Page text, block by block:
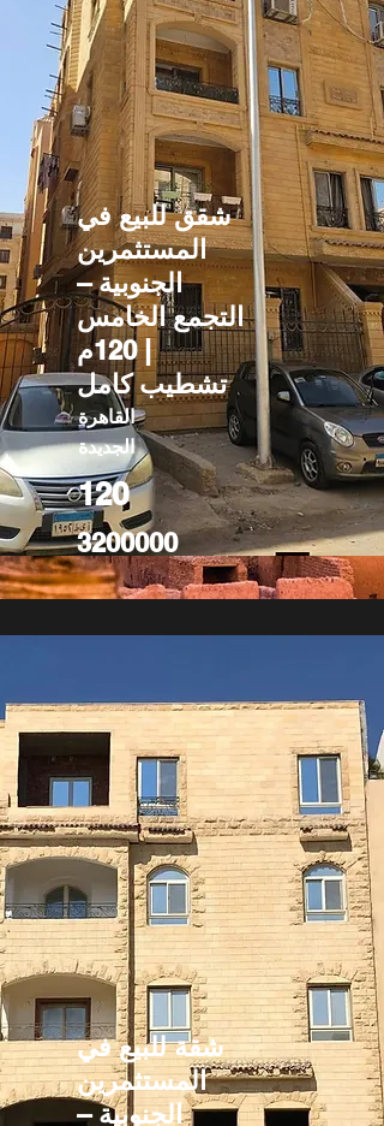
شقق للبيع في
المستثمرين
الجنوبية –
التجمع الخامس
| 120م
تشطيب كامل
القاهرة
الجديدة
120
3200000
شقة للبيع في
المستثمرين
الجنوبية –